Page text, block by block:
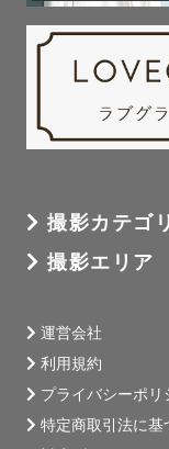
撮影カテゴリ
撮影エリア
運営会社
利用規約
プライバシーポリ
特定商取引法に基